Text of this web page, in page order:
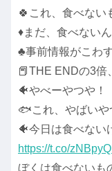
🍀これ、食べない
♦まだ、食べない
♣事前情報がこわ
📕THE ENDの3倍
🐠やべーやつや！
🐟これ、やばいや
🐠今日は食べない
https://t.co/
ぼくは食べないも